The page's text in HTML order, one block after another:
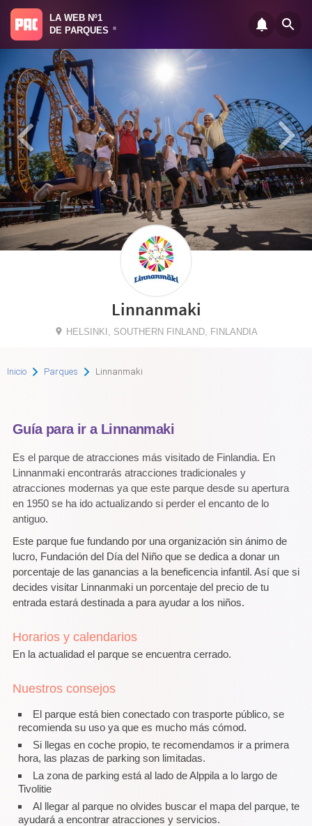
LA WEB Nº1
DE PARQUES
®
Linnanmaki
HELSINKI, SOUTHERN FINLAND, FINLANDIA
Inicio Parques Linnanmaki
Guía para ir a Linnanmaki
Es el parque de atracciones más visitado de Finlandia. En
Linnanmaki encontrarás atracciones tradicionales y
atracciones modernas ya que este parque desde su apertura
en 1950 se ha ido actualizando si perder el encanto de lo
antiguo.
Este parque fue fundando por una organización sin ánimo de
lucro, Fundación del Día del Niño que se dedica a donar un
porcentaje de las ganancias a la beneficencia infantil. Así que si
decides visitar Linnanmaki un porcentaje del precio de tu
entrada estará destinada a para ayudar a los niños.
Horarios y calendarios
En la actualidad el parque se encuentra cerrado.
Nuestros consejos
El parque está bien conectado con trasporte público, se
recomienda su uso ya que es mucho más cómod.
Si llegas en coche propio, te recomendamos ir a primera
hora, las plazas de parking son limitadas.
La zona de parking está al lado de Alppila a lo largo de
Tivolitie
Al llegar al parque no olvides buscar el mapa del parque, te
ayudará a encontrar atracciones y servicios.